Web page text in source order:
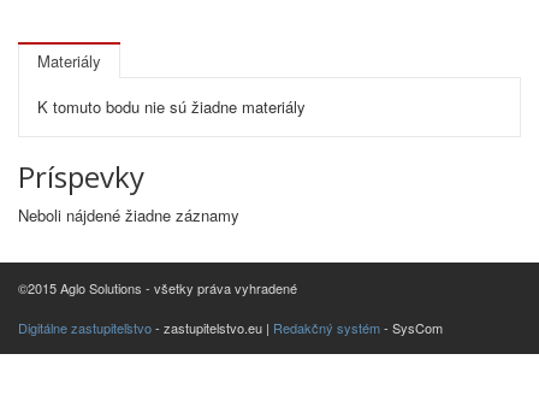
Materiály
K tomuto bodu nie sú žiadne materiály
Príspevky
Neboli nájdené žiadne záznamy
©2015 Aglo Solutions - všetky práva vyhradené
Digitálne zastupiteľstvo- zastupitelstvo.eu | Redakčný systém- SysCom